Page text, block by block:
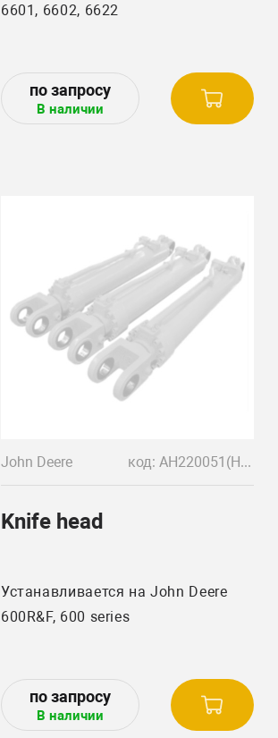
6601, 6602, 6622
В наличии
John Deere код: AH220051(H178599)
Knife head
Устанавливается на John Deere
600R&F, 600 series
В наличии